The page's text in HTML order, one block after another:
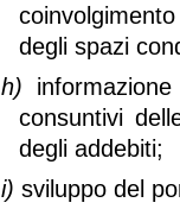
degli spazi
h)
consuntivi
degli addebiti;
i) sviluppo del